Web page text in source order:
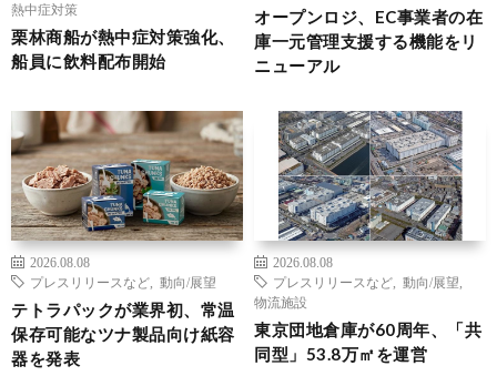
熱中症対策
栗林商船が熱中症対策強化、
船員に飲料配布開始
オープンロジ、EC事業者の在
庫一元管理支援する機能をリ
ニューアル
2026.08.08
プレスリリースなど
動向/展望
テトラパックが業界初、常温
保存可能なツナ製品向け紙容
器を発表
2026.08.08
プレスリリースなど
動向/展望
物流施設
東京団地倉庫が60周年、「共
同型」53.8万㎡を運営